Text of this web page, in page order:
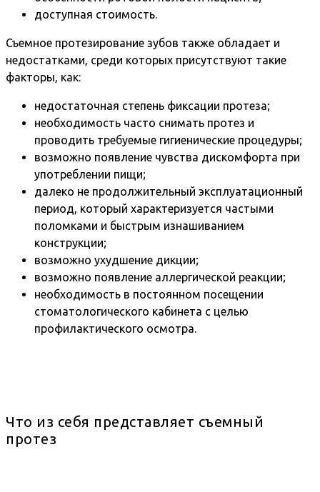
доступная стоимость.
Съемное протезирование зубов также обладает и
недостатками, среди которых присутствуют такие
факторы, как:
недостаточная степень фиксации протеза;
необходимость часто снимать протез и
проводить требуемые гигиенические процедуры;
возможно появление чувства дискомфорта при
употреблении пищи;
далеко не продолжительный эксплуатационный
период, который характеризуется частыми
поломками и быстрым изнашиванием
конструкции;
возможно ухудшение дикции;
возможно появление аллергической реакции;
необходимость в постоянном посещении
стоматологического кабинета с целью
профилактического осмотра.
Что из себя представляет съемный
протез